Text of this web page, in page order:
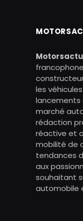
les
lancements
marché
rédaction
réactive et
mobilité de
tendances
aux
souhaitant
automobile